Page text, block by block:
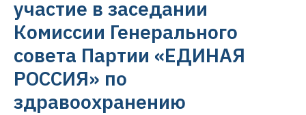
участие в заседании
Комиссии Генерального
совета Партии «ЕДИНАЯ
РОССИЯ» по
здравоохранению